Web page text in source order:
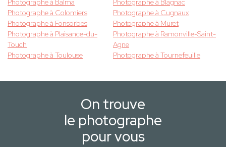
Photographe à Balma
Photographe à Blagnac
Photographe à Colomiers
Photographe à Cugnaux
Photographe à Fonsorbes
Photographe à Muret
Photographe à Plaisance-du-
Touch
Photographe à Ramonville-Saint-
Agne
Photographe à Toulouse
Photographe à Tournefeuille
On trouve
le photographe
pour vous